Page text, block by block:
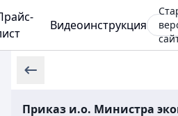
Видеоинструкция
Приказ и.о. Министра